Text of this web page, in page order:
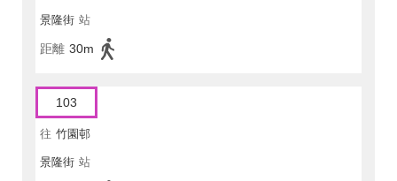
景隆街 站
距離 30m
103
往 竹園邨
景隆街 站